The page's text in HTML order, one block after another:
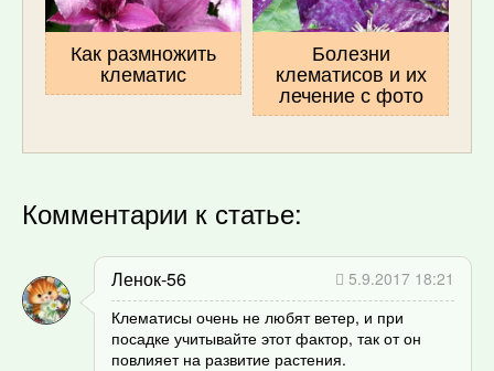
Как размножить
клематис
Болезни
клематисов и их
лечение с фото
Комментарии к статье:
Ленок-56
5.9.2017 18:21
Клематисы очень не любят ветер, и при
посадке учитывайте этот фактор, так от он
повлияет на развитие растения.